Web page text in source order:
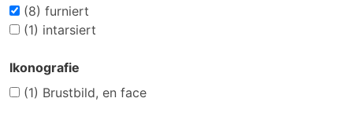
(8) furniert
(1) intarsiert
Ikonografie
(1) Brustbild, en face